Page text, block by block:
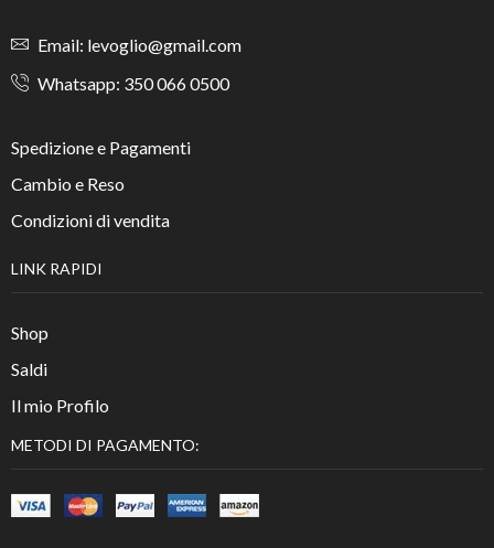
Email: levoglio@gmail.com
Whatsapp: 350 066 0500
Spedizione e Pagamenti
Cambio e Reso
Condizioni di vendita
LINK RAPIDI
Shop
Saldi
Il mio Profilo
METODI DI PAGAMENTO: